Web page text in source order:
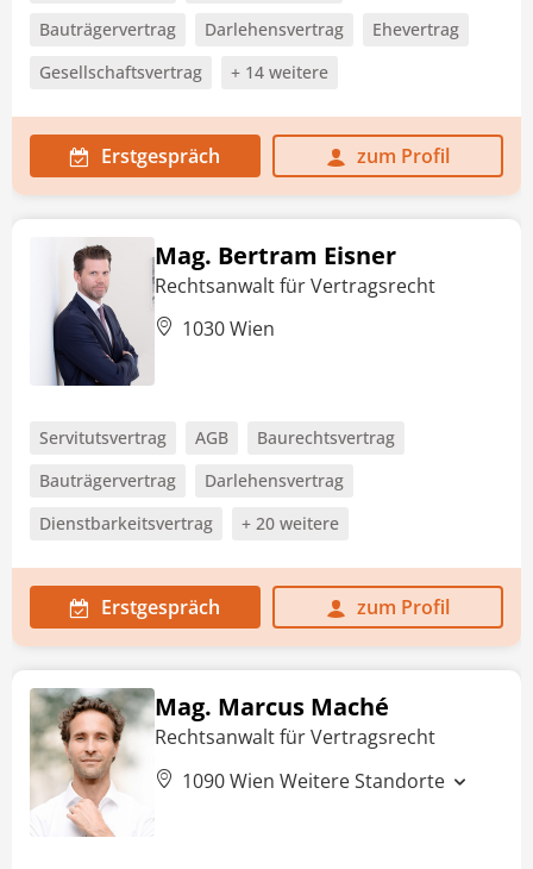
Bauträgervertrag
Darlehensvertrag
Ehevertrag
Gesellschaftsvertrag
+ 14 weitere
Erstgespräch zum Profil
Mag. Bertram Eisner
Rechtsanwalt für Vertragsrecht
1030 Wien
Servitutsvertrag AGB
Baurechtsvertrag
Bauträgervertrag
Darlehensvertrag
Dienstbarkeitsvertrag
+ 20 weitere
Erstgespräch zum Profil
Mag. Marcus Maché
Rechtsanwalt für Vertragsrecht
1090 Wien Weitere Standorte